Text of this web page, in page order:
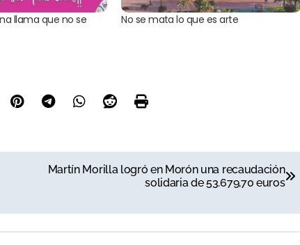
llama que no se
No se mata lo que es arte
Martín Morilla logró en Morón una recaudación
solidaria de 53.679,70 euros